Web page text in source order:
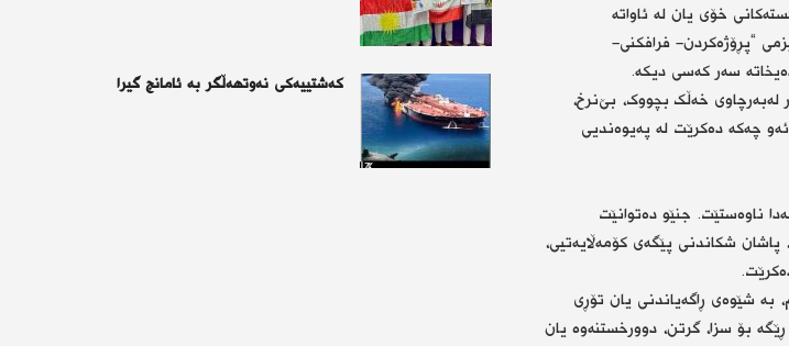
خۆی یان لە ئاواتە
“پڕۆژەکردن- فرافکنی-
خەڵک بچووک، بێ‌نرخ،
چەکە دەکرێت لە پەیوەندیی
ناوەستێت. جنێو دەتوانێت
شکاندنی پێگەی کۆمەڵایەتیی،
بە شێوەی ڕاگەیاندنی یان تۆڕی
بۆ سزا، گرتن، دوورخستنەوە یان
كەشتییەكی نەوتهەڵگر بە ئامانج گیرا